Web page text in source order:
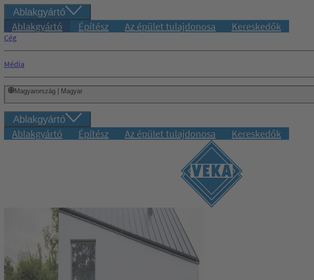
Ablakgyártó
Ablakgyártó Építész Az épület tulajdonosa Kereskedők
Cég
Média
Magyarország | Magyar
Ablakgyártó
Ablakgyártó Építész Az épület tulajdonosa Kereskedők
Bejelentkezés